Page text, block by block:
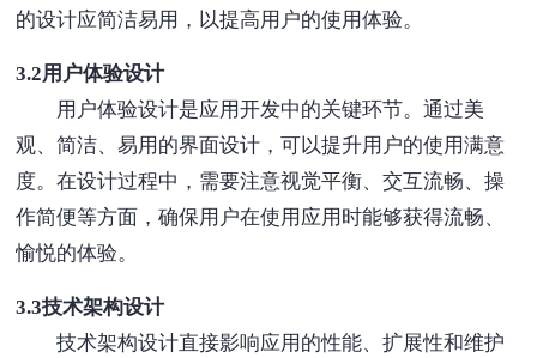
的设计应简洁易用，以提高用户的使用体验。
3.2用户体验设计
用户体验设计是应用开发中的关键环节。通过美
观、简洁、易用的界面设计，可以提升用户的使用满意
度。在设计过程中，需要注意视觉平衡、交互流畅、操
作简便等方面，确保用户在使用应用时能够获得流畅、
愉悦的体验。
3.3技术架构设计
技术架构设计直接影响应用的性能、扩展性和维护